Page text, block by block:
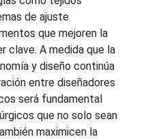
de ajuste
que mejoren la
clave. A medida que la
y diseño continúa
entre diseñadores
será fundamental
que no solo sean
maximicen la